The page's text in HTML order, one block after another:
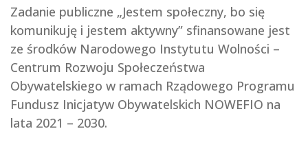
Zadanie publiczne „Jestem społeczny, bo się
komunikuję i jestem aktywny” sfinansowane jest
ze środków Narodowego Instytutu Wolności –
Centrum Rozwoju Społeczeństwa
Obywatelskiego w ramach Rządowego Programu
Fundusz Inicjatyw Obywatelskich NOWEFIO na
lata 2021 – 2030.